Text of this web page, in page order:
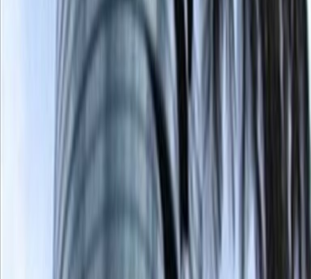
persona/mes
Descripción de la oficina
Give your latest ideas a boost in Batan Alto
with 5915 Av Eloy Alfaro’s flexible workspaces.
Enjoy inspiring views over an eclectic urban
landscape, set against Quito’s dramatic
backdrop of the Andean foothills.Make a home
for your business in this prosperous district,
joining a vibrant mix of marketing agencies,
tech firms and financial consultancies. With
parks, gardens and plenty of places to eat
within walking distance, you’re in the perfect
spot to switch off and reset when the working
day is done
Oficinas relacionadas